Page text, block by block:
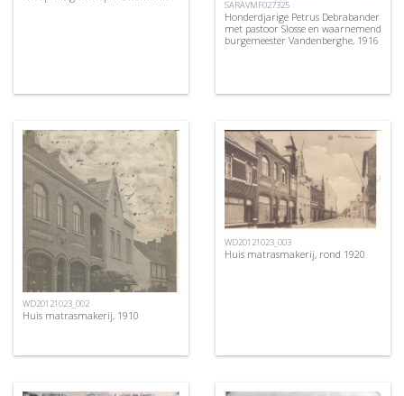
SARAVMF027325
Honderdjarige Petrus Debrabander
met pastoor Slosse en waarnemend
burgemeester Vandenberghe, 1916
WD20121023_002
Huis matrasmakerij, 1910
WD20121023_003
Huis matrasmakerij, rond 1920